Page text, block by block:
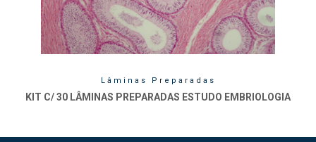
Lâminas Preparadas
KIT C/ 30 LÂMINAS PREPARADAS ESTUDO EMBRIOLOGIA